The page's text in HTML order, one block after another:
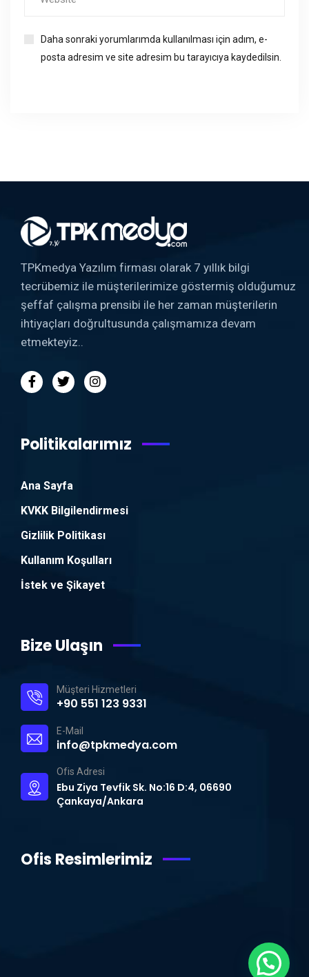
Daha sonraki yorumlarımda kullanılması için adım, e-
posta adresim ve site adresim bu tarayıcıya kaydedilsin.
TPKmedya Yazılım firması olarak 7 yıllık bilgi
tecrübemiz ile müşterilerimize göstermiş olduğumuz
şeffaf çalışma prensibi ile her zaman müşterilerin
ihtiyaçları doğrultusunda çalışmamıza devam
etmekteyiz..
Politikalarımız
Ana Sayfa
KVKK Bilgilendirmesi
Gizlilik Politikası
Kullanım Koşulları
İstek ve Şikayet
Bize Ulaşın
Müşteri Hizmetleri
+90 551 123 9331
E-Mail
info@tpkmedya.com
Ofis Adresi
Ebu Ziya Tevfik Sk. No:16 D:4, 06690
Çankaya/Ankara
Ofis Resimlerimiz